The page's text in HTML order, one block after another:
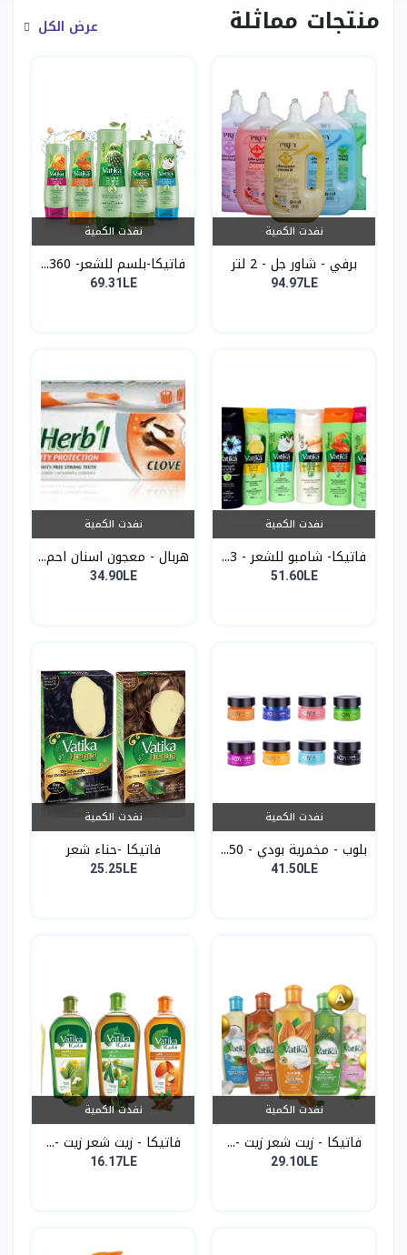
منتجات مماثلة عرض الكل
نفدت الكمية
برفي - شاور جل - 2 لتر
94.97LE
نفدت الكمية
فاتيكا-بلسم للشعر- 360...
69.31LE
نفدت الكمية
فاتيكا- شامبو للشعر - 3...
51.60LE
نفدت الكمية
هربال - معجون اسنان احم...
34.90LE
نفدت الكمية
بلوب - مخمرية بودي - 50...
41.50LE
نفدت الكمية
فاتيكا -حناء شعر
25.25LE
نفدت الكمية
فاتيكا - زيت شعر زيت -...
29.10LE
نفدت الكمية
فاتيكا - زيت شعر زيت -...
16.17LE